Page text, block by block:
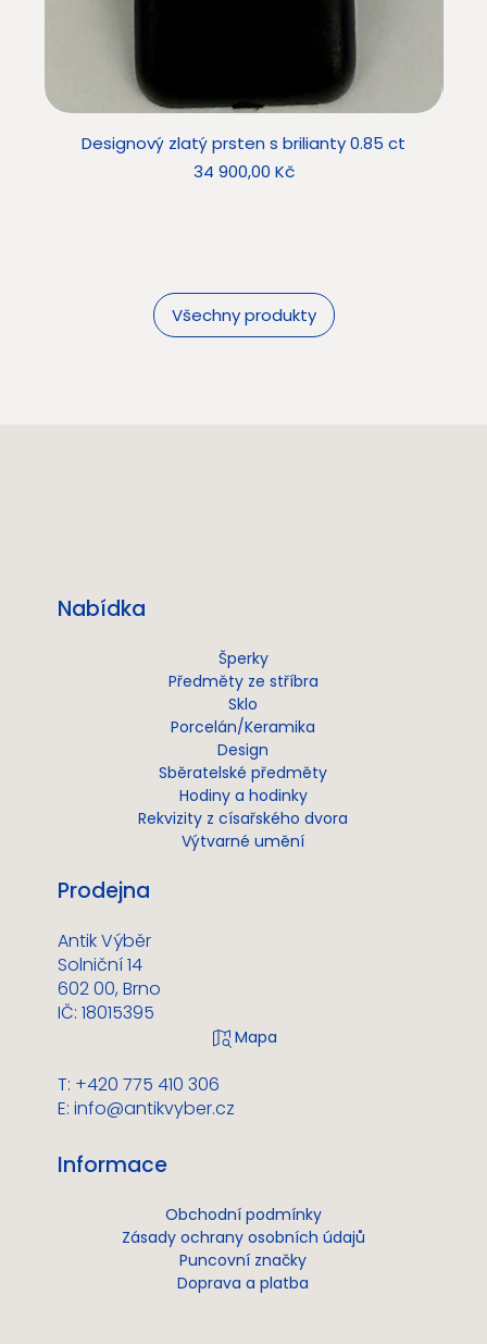
Všechny produkty
Designový zlatý prsten s brilianty 0.85 ct
Cena
34 900,00 Kč
Nabídka
Šperky
Předměty ze stříbra
Sklo
Porcelán/Keramika
Design
Sběratelské předměty
Hodiny a hodinky
Rekvizity z císařského dvora
Výtvarné umění
Prodejna
Antik Výběr
Solniční 14
602 00, Brno
IČ: 18015395
T: +420 775 410 306
E: info@antikvyber.cz
Informace
Obchodní podmínky
Zásady ochrany osobních údajů
Puncovní značky
Doprava a platba